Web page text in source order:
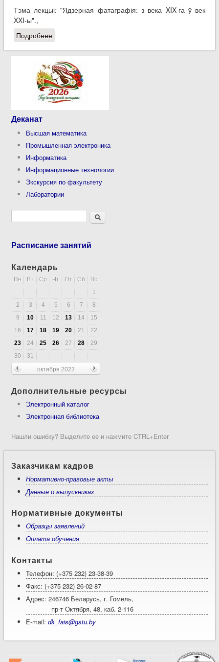
Тэма лекцыі: "Ядзерная фатаграфія: з века XIX-га ў век
XXI-ы".,
Подробнеео Адкрытая лекцыя начальніка сектара
Лабараторыі фізікі высокіх энергій Аб'яднанага
Деканат
Высшая математика
Промышленная электроника
Информатика
Информационные технологии
Экскурсия по факультету
Лаборатории
Форма поискаПоиск
Расписание занятий
Календарь
Пн Вт Ср Чт Пт Сб
Вс
1
2
3 4 5 6 7
8
9
10 11 12 13 14
15
16
17 18 19 20 21
22
23
24 25 26 27 28
29
30
31
октября 2023
Дополнительные ресурсы
Электронный каталог
Электронная библиотека
Нашли ошибку? Выделите ее и нажмите CTRL+Enter
Заказчикам кадров
Нормативно-правовые акты
Данные о выпускниках
Нормативные документы
Образцы заявлений
Оплата обучения
Контакты
Телефон: (+375 232) 23-38-39
Факс: (+375 232) 26-02-87
Адрес: 246746 Беларусь, г. Гомель,
пр-т Октября, 48, каб. 2-116
E-mail:dk_fais@gstu.by